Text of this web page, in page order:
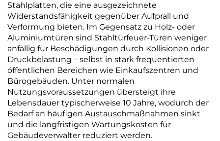
Stahlplatten, die eine ausgezeichnete
Widerstandsfähigkeit gegenüber Aufprall und
Verformung bieten. Im Gegensatz zu Holz- oder
Aluminiumtüren sind Stahltürfeuer-Türen weniger
anfällig für Beschädigungen durch Kollisionen oder
Druckbelastung – selbst in stark frequentierten
öffentlichen Bereichen wie Einkaufszentren und
Bürogebäuden. Unter normalen
Nutzungsvoraussetzungen übersteigt ihre
Lebensdauer typischerweise 10 Jahre, wodurch der
Bedarf an häufigen Austauschmaßnahmen sinkt
und die langfristigen Wartungskosten für
Gebäudeverwalter reduziert werden.